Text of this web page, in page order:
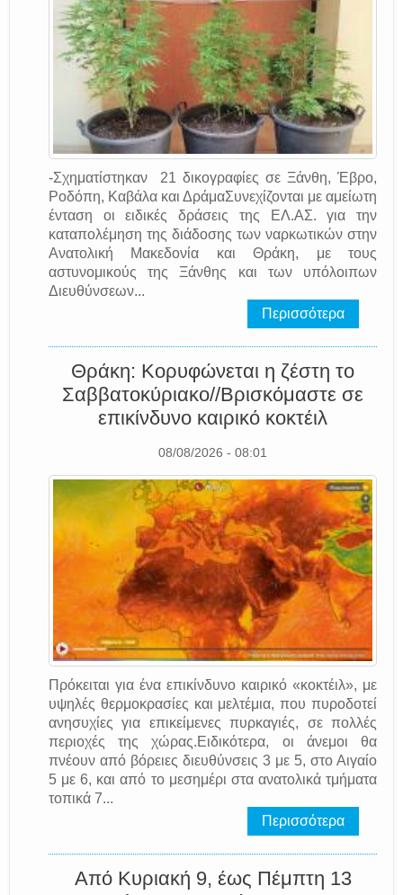
-Σχηματίστηκαν 21 δικογραφίες σε Ξάνθη, Έβρο,
Ροδόπη, Καβάλα και ΔράμαΣυνεχίζονται με αμείωτη
ένταση οι ειδικές δράσεις της EΛ.AΣ. για την
καταπολέμηση της διάδοσης των ναρκωτικών στην
Ανατολική Μακεδονία και Θράκη, με τους
αστυνομικούς της Ξάνθης και των υπόλοιπων
Διευθύνσεων...
Περισσότερα
Θράκη: Κορυφώνεται η ζέστη το
Σαββατοκύριακο//Βρισκόμαστε σε
επικίνδυνο καιρικό κοκτέιλ
08/08/2026 - 08:01
Πρόκειται για ένα επικίνδυνο καιρικό «κοκτέιλ», με
υψηλές θερμοκρασίες και μελτέμια, που πυροδοτεί
ανησυχίες για επικείμενες πυρκαγιές, σε πολλές
περιοχές της χώρας.Ειδικότερα, οι άνεμοι θα
πνέουν από βόρειες διευθύνσεις 3 με 5, στο Αιγαίο
5 με 6, και από το μεσημέρι στα ανατολικά τμήματα
τοπικά 7...
Περισσότερα
Από Κυριακή 9, έως Πέμπτη 13